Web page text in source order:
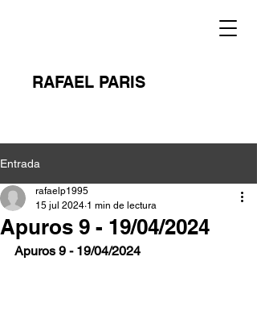
RAFAEL PARIS
Entrada
Apuros 9 - 19/04/2024
rafaelp1995
15 jul 2024 1 min de lectura
Apuros 9 - 19/04/2024